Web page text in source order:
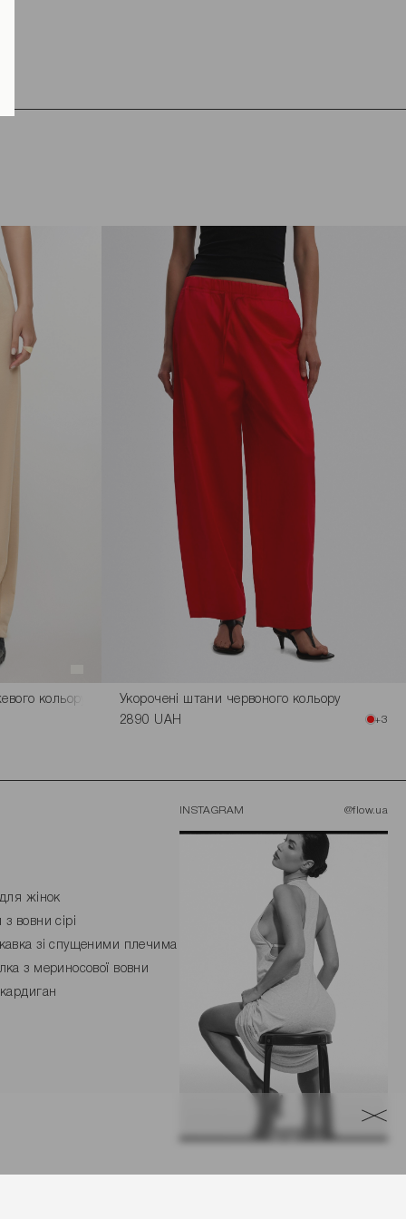
кольору розмір LУкорочені штани червоного кольору
2890 UAH
+3
жінок
вовни сірі
зі спущеними плечима
з мериносової вовни
INSTAGRAM @flow.ua